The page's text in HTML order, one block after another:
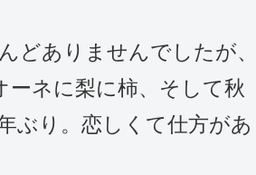
どありませんでしたが、
ネに梨に柿、そして秋
ぶり。恋しくて仕方があ